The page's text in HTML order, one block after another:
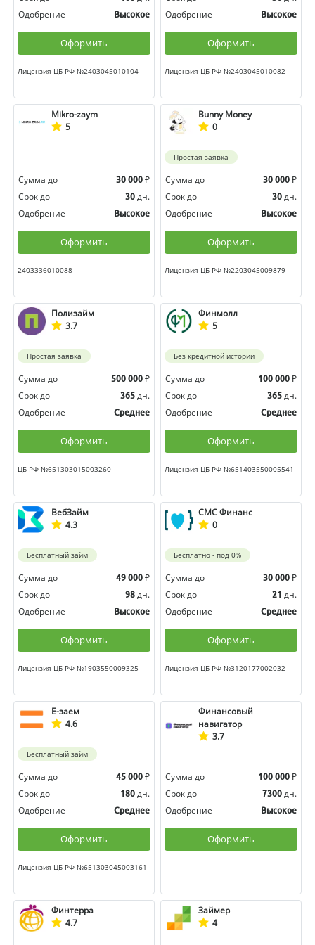
Одобрение
Высокое
Оформить
Лицензия ЦБ РФ №2403045010104
Одобрение
Высокое
Оформить
Лицензия ЦБ РФ №2403045010082
Mikro-zaym
5
Сумма до 30 000 ₽
Срок до
30 дн.
Одобрение
Высокое
Оформить
2403336010088
Bunny Money
0
Простая заявка
Сумма до 30 000 ₽
Срок до
30 дн.
Одобрение
Высокое
Оформить
Лицензия ЦБ РФ №2203045009879
Полизайм
3.7
Простая заявка
Сумма до 500 000 ₽
Срок до
365 дн.
Одобрение
Среднее
Оформить
ЦБ РФ №651303015003260
Финмолл
5
Без кредитной истории
Сумма до 100 000 ₽
Срок до
365 дн.
Одобрение
Среднее
Оформить
Лицензия ЦБ РФ №651403550005541
ВебЗайм
4.3
Бесплатный займ
Сумма до 49 000 ₽
Срок до
98 дн.
Одобрение
Высокое
Оформить
Лицензия ЦБ РФ №1903550009325
СМС Финанс
0
Бесплатно - под 0%
Сумма до 30 000 ₽
Срок до
21 дн.
Одобрение
Среднее
Оформить
Лицензия ЦБ РФ №3120177002032
Е-заем
4.6
Бесплатный займ
Сумма до 45 000 ₽
Срок до
180 дн.
Одобрение
Среднее
Оформить
Лицензия ЦБ РФ №651303045003161
Финансовый
навигатор
3.7
Сумма до 100 000 ₽
Срок до
7300 дн.
Одобрение
Высокое
Оформить
Финтерра
4.7
Займер
4